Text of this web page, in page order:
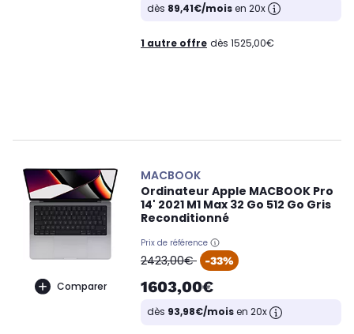
dès 89,41€/moisen 20x
1 autre offre dès 1525,00€
Comparer
MACBOOK
Ordinateur Apple MACBOOK Pro
14' 2021 M1 Max 32 Go 512 Go Gris
Reconditionné
Prix de référence
oldPrice
2423,00€ -33%
1603,00€
dès 93,98€/moisen 20x